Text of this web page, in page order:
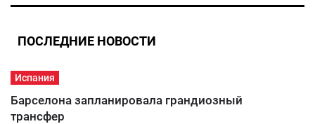
ПОСЛЕДНИЕ НОВОСТИ
Испания
Барселона запланировала грандиозный
трансфер